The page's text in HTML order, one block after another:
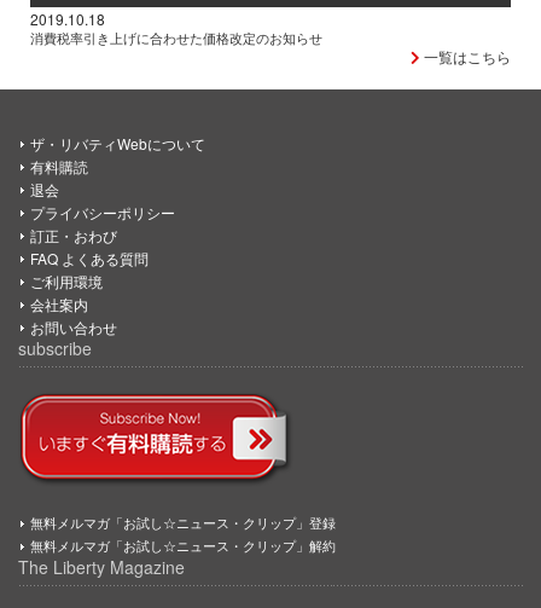
2019.10.18
消費税率引き上げに合わせた価格改定のお知らせ
一覧はこちら
ザ・リバティWebについて
有料購読
退会
プライバシーポリシー
訂正・おわび
FAQ よくある質問
ご利用環境
会社案内
お問い合わせ
subscribe
無料メルマガ「お試し☆ニュース・クリップ」登録
無料メルマガ「お試し☆ニュース・クリップ」解約
The Liberty Magazine